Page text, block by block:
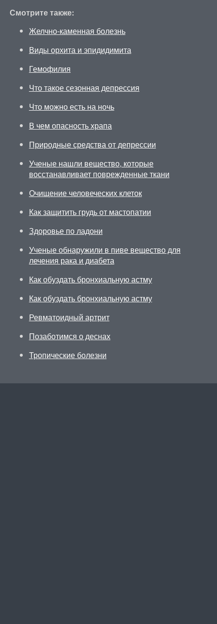
Смотрите также:
Желчно-каменная болезнь
Виды орхита и эпидидимита
Гемофилия
Что такое сезонная депрессия
Что можно есть на ночь
В чем опасность храпа
Природные средства от депрессии
Ученые нашли вещество, которые
восстанавливает поврежденные ткани
Очищение человеческих клеток
Как защитить грудь от мастопатии
Здоровье по ладони
Ученые обнаружили в пиве вещество для
лечения рака и диабета
Как обуздать бронхиальную астму
Как обуздать бронхиальную астму
Ревматоидный артрит
Позаботимся о деснах
Тропические болезни